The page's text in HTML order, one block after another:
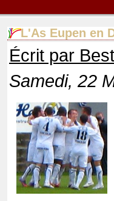
L'As Eupen en
Écrit par
Samedi, 22